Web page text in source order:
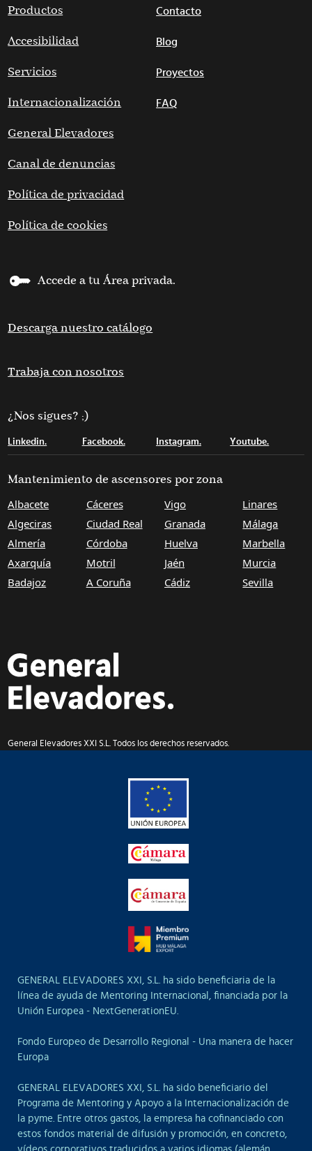
Productos
Accesibilidad
Servicios
Internacionalización
General Elevadores
Canal de denuncias
Política de privacidad
Política de cookies
Contacto
Blog
Proyectos
FAQ
Accede a tu Área privada.
Descarga nuestro catálogo
Trabaja con nosotros
¿Nos sigues? ;)
Linkedin. Facebook. Instagram. Youtube.
Mantenimiento de ascensores por zona
Albacete
Algeciras
Almería
Axarquía
Badajoz
Cáceres
Ciudad Real
Córdoba
Motril
A Coruña
Vigo
Granada
Huelva
Jaén
Cádiz
Linares
Málaga
Marbella
Murcia
Sevilla
General Elevadores XXI S.L. Todos los derechos reservados.
GENERAL ELEVADORES XXI, S.L. ha sido beneficiaria de la
línea de ayuda de Mentoring Internacional, financiada por la
Unión Europea - NextGenerationEU.
Fondo Europeo de Desarrollo Regional - Una manera de hacer
Europa
GENERAL ELEVADORES XXI, S.L. ha sido beneficiario del
Programa de Mentoring y Apoyo a la Internacionalización de
la pyme. Entre otros gastos, la empresa ha cofinanciado con
estos fondos material de difusión y promoción, en concreto,